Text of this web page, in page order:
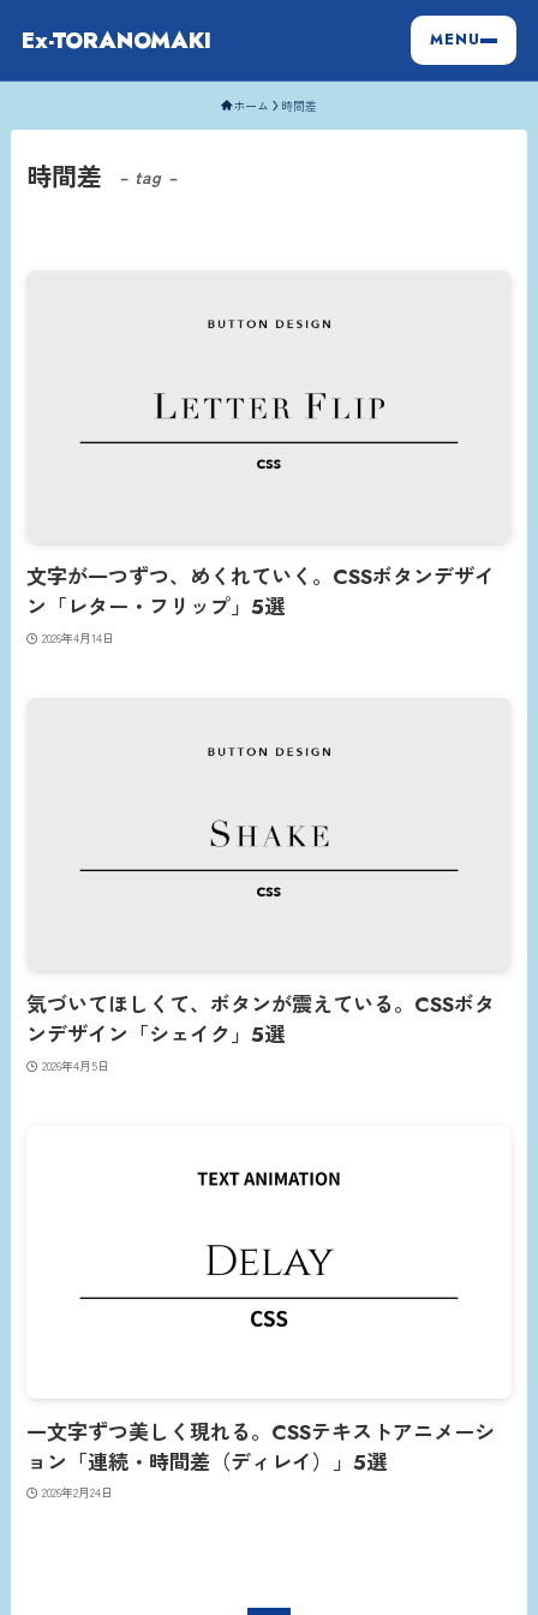
Ex-TORANOMAKI MENU
ホーム 時間差
時間差 – tag –
文字が一つずつ、めくれていく。CSSボタンデザイ
ン「レター・フリップ」5選
2026年4月14日
気づいてほしくて、ボタンが震えている。CSSボタ
ンデザイン「シェイク」5選
2026年4月5日
一文字ずつ美しく現れる。CSSテキストアニメーシ
ョン「連続・時間差（ディレイ）」5選
2026年2月24日